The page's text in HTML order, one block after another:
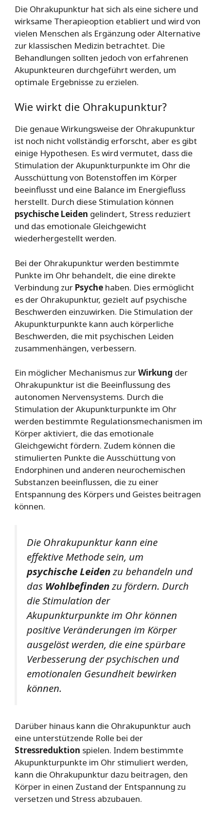
Die Ohrakupunktur hat sich als eine sichere und
wirksame Therapieoption etabliert und wird von
vielen Menschen als Ergänzung oder Alternative
zur klassischen Medizin betrachtet. Die
Behandlungen sollten jedoch von erfahrenen
Akupunkteuren durchgeführt werden, um
optimale Ergebnisse zu erzielen.
Wie wirkt die Ohrakupunktur?
Die genaue Wirkungsweise der Ohrakupunktur
ist noch nicht vollständig erforscht, aber es gibt
einige Hypothesen. Es wird vermutet, dass die
Stimulation der Akupunkturpunkte im Ohr die
Ausschüttung von Botenstoffen im Körper
beeinflusst und eine Balance im Energiefluss
herstellt. Durch diese Stimulation können
psychische Leiden gelindert, Stress reduziert
und das emotionale Gleichgewicht
wiederhergestellt werden.
Bei der Ohrakupunktur werden bestimmte
Punkte im Ohr behandelt, die eine direkte
Verbindung zur Psyche haben. Dies ermöglicht
es der Ohrakupunktur, gezielt auf psychische
Beschwerden einzuwirken. Die Stimulation der
Akupunkturpunkte kann auch körperliche
Beschwerden, die mit psychischen Leiden
zusammenhängen, verbessern.
Ein möglicher Mechanismus zurWirkung der
Ohrakupunktur ist die Beeinflussung des
autonomen Nervensystems. Durch die
Stimulation der Akupunkturpunkte im Ohr
werden bestimmte Regulationsmechanismen im
Körper aktiviert, die das emotionale
Gleichgewicht fördern. Zudem können die
stimulierten Punkte die Ausschüttung von
Endorphinen und anderen neurochemischen
Substanzen beeinflussen, die zu einer
Entspannung des Körpers und Geistes beitragen
können.
Die Ohrakupunktur kann eine
effektive Methode sein, um
psychische Leidenzu behandeln und
das Wohlbefindenzu fördern. Durch
die Stimulation der
Akupunkturpunkte im Ohr können
positive Veränderungen im Körper
ausgelöst werden, die eine spürbare
Verbesserung der psychischen und
emotionalen Gesundheit bewirken
können.
Darüber hinaus kann die Ohrakupunktur auch
eine unterstützende Rolle bei der
Stressreduktion spielen. Indem bestimmte
Akupunkturpunkte im Ohr stimuliert werden,
kann die Ohrakupunktur dazu beitragen, den
Körper in einen Zustand der Entspannung zu
versetzen und Stress abzubauen.